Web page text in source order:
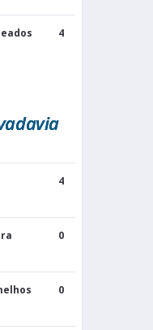
4
4
0
0